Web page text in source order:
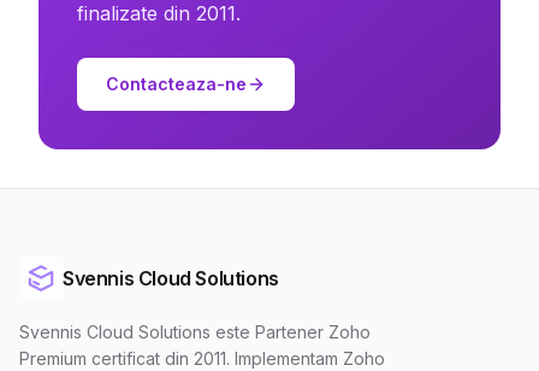
finalizate din 2011.
Contacteaza-ne
Svennis Cloud Solutions
Svennis Cloud Solutions este Partener Zoho
Premium certificat din 2011. Implementam Zoho